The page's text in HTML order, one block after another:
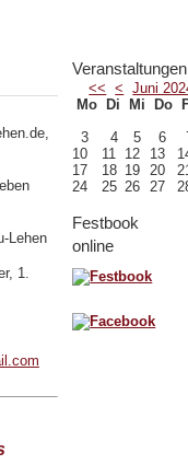
Lehen
1.
Veranstaltungen
<< <
Juni
Mo
Di Mi Do
3
4 5 6
10
11 12 13
17
18 19 20
24
25 26 27
Festbook
online